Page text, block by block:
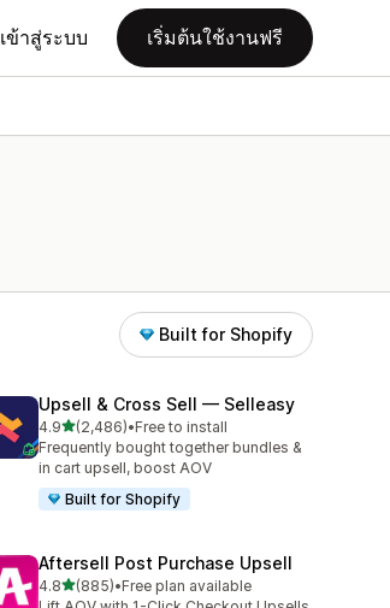
เข้าสู่ระบบ เริ่มต้นใช้งานฟรี
Built for Shopify
Upsell & Cross Sell — Selleasy
4.9เต็ม 5 ดาว
(2,486)
ทั้งหมด 2486 รีวิว
•Free to install
Frequently bought together bundles &
in cart upsell, boost AOV
Built for Shopify
Aftersell Post Purchase Upsell
4.8เต็ม 5 ดาว
(885)
ทั้งหมด 885 รีวิว
•Free plan available